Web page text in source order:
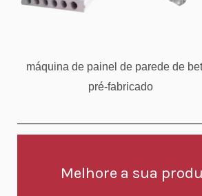
máquina de painel de parede de
pré-fabricado
Melhore a sua